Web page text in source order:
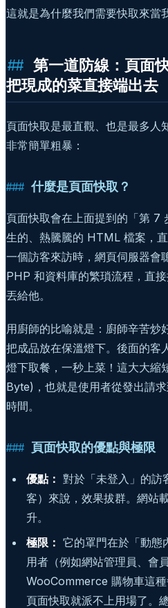
這就是為什麼我們需要快取來當
第一道防線：頁面
把現成的菜直接端出去
頁面快取是最直觀、也是最多人
非常簡單粗暴：
什麼是頁面快取？
頁面快取會在上面提到的「第 7
生的、熱騰騰的 HTML 檔案，
一個訪客來訪時，網頁伺服器會
PHP 和資料庫的繁瑣流程，直
丟給他。
用廚師的比喻就是：廚師辛苦炒
把成品放在保溫燈下。後面的客
燈下取餐，一秒上菜！這大大
Byte)，也就是使用者從發出請
時間。
頁面快取的優點與極限
優點： 對於「未登入」的訪
客）來說，效果拔群。網站
升。
極限： 它的罩門在於「動態
用者（例如網站管理員、會
WooCommerce 購物車這種
頁面快取就派不上用場了。